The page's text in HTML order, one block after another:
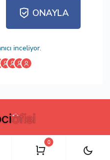
0
ONAYLA
inceliyor.